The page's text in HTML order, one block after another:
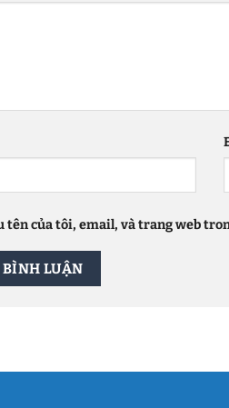
tên của tôi, email, và trang web